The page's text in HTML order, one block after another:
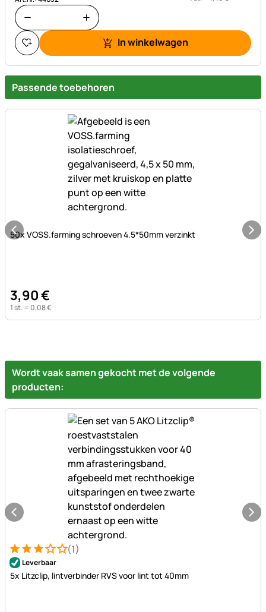
In winkelwagen
Passende toebehoren
Nog geen beoordelingen geplaatst
50x VOSS.farming schroeven 4.5*50mm verzinkt
3,90€
1 st. = 0,08€
Wordt vaak samen gekocht met de volgende
producten:
Beoordeling: 3 van 5 (1 beoordelingen)
1 Bewertung(1)
Leverbaar
5x Litzclip, lintverbinder RVS voor lint tot 40mm